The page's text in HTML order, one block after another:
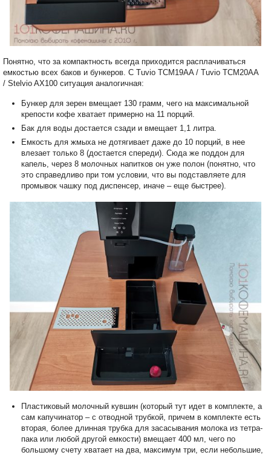
Понятно, что за компактность всегда приходится расплачиваться
емкостью всех баков и бункеров. С Tuvio TCM19AA / Tuvio TCM20AA
/ Stelvio AX100 ситуация аналогичная:
Бункер для зерен вмещает 130 грамм, чего на максимальной
крепости кофе хватает примерно на 11 порций.
Бак для воды достается сзади и вмещает 1,1 литра.
Емкость для жмыха не дотягивает даже до 10 порций, в нее
влезает только 8 (достается спереди). Сюда же поддон для
капель, через 8 молочных напитков он уже полон (понятно, что
это справедливо при том условии, что вы подставляете для
промывок чашку под диспенсер, иначе – еще быстрее).
Пластиковый молочный кувшин (который тут идет в комплекте, а
сам капучинатор – с отводной трубкой, причем в комплекте есть
вторая, более длинная трубка для засасывания молока из тетра-
пака или любой другой емкости) вмещает 400 мл, чего по
большому счету хватает на два, максимум три, если небольшие,